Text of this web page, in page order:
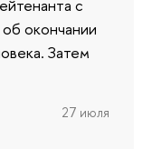
с
окончании
Затем
27 июля